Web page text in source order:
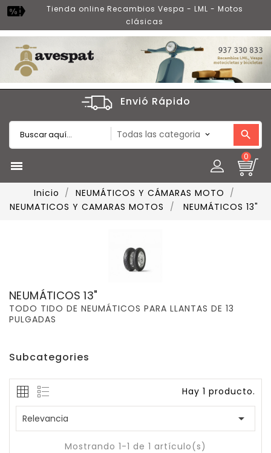
Tienda online Recambios Vespa - LML - Motos
clásicas
Envió Rápido

0
Inicio
NEUMÁTICOS Y CÁMARAS MOTO
NEUMATICOS Y CAMARAS MOTOS
NEUMÁTICOS 13"
NEUMÁTICOS 13"
TODO TIDO DE NEUMÁTICOS PARA LLANTAS DE 13
PULGADAS
Subcategories
Hay 1 producto.
Relevancia 
Mostrando 1-1 de 1 artículo(s)